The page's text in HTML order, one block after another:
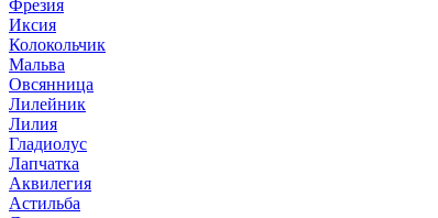
Фрезия
Иксия
Колокольчик
Мальва
Овсянница
Лилейник
Лилия
Гладиолус
Лапчатка
Аквилегия
Астильба